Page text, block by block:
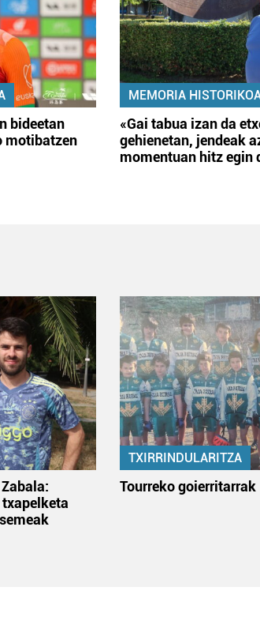
bideetan
motibatzen
MEMORIA
«Gai tabua izan da
gehienetan, jendeak
momentuan hitz egin
TXIRRINDULARITZA
Tourreko goierritarrak